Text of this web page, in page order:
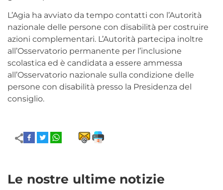
L’Agia ha avviato da tempo contatti con l’Autorità
nazionale delle persone con disabilità per costruire
azioni complementari. L’Autorità partecipa inoltre
all’Osservatorio permanente per l’inclusione
scolastica ed è candidata a essere ammessa
all’Osservatorio nazionale sulla condizione delle
persone con disabilità presso la Presidenza del
consiglio.
Le nostre ultime notizie